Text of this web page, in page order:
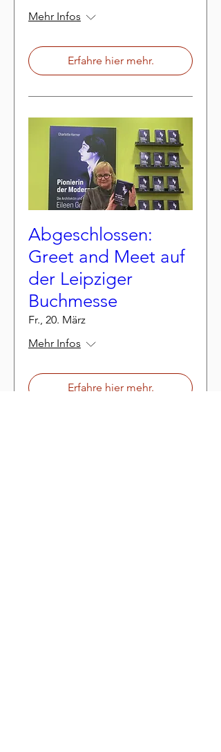
Mehr Infos
Erfahre hier mehr.
Abgeschlossen:
Greet and Meet auf
der Leipziger
Buchmesse
Fr., 20. März
Mehr Infos
Erfahre hier mehr.